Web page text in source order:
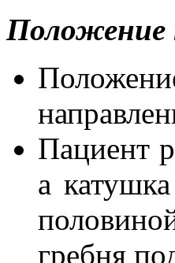
Положение
Пациент
а
гребня